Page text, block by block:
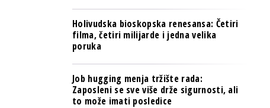
NOVO NA RAFU
Holivudska bioskopska renesansa: Četiri
filma, četiri milijarde i jedna velika
poruka
Job hugging menja tržište rada:
Zaposleni se sve više drže sigurnosti, ali
to može imati posledice